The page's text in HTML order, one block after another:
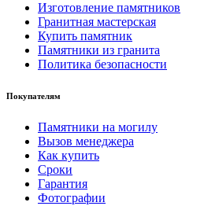
Изготовление памятников
Гранитная мастерская
Купить памятник
Памятники из гранита
Политика безопасности
Покупателям
Памятники на могилу
Вызов менеджера
Как купить
Сроки
Гарантия
Фотографии